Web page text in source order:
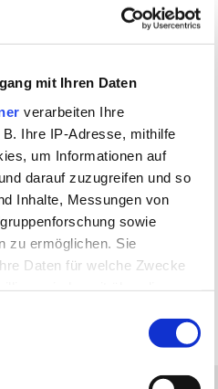
mit Ihren Daten
verarbeiten Ihre
Ihre IP-Adresse, mithilfe
um Informationen auf
darauf zuzugreifen und so
Inhalte, Messungen von
sowie
zu ermöglichen. Sie
Daten für welche Zwecke
widerrufen
(1759 - 66)
(1759-1805)
und Autoren
BIOGRAPHIE ▪Kurzbiographie
( Personenregister
Dorothea Schiller ► Frühe
und frühe Jugend (1767-73)
▪ Links ins WWW ... ●